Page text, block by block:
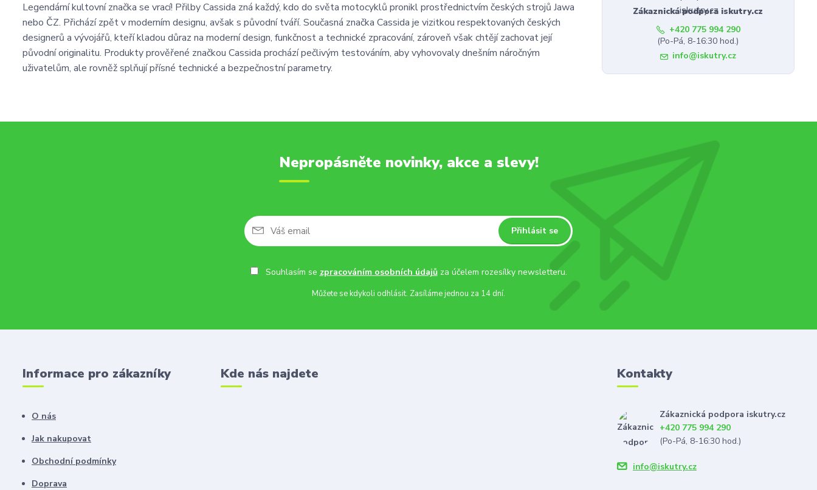
Legendární kultovní značka se vrací! Přilby Cassida zná každý, kdo do světa motocyklů pronikl prostřednictvím českých strojů Jawa
nebo ČZ. Přichází zpět v moderním designu, avšak s původní tváří. Současná značka Cassida je vizitkou respektovaných českých
designerů a vývojářů, kteří kladou důraz na moderní design, funkčnost a technické zpracování, zároveň však chtějí zachovat její
původní originalitu. Produkty prověřené značkou Cassida prochází pečlivým testováním, aby vyhovovaly dnešním náročným
uživatelům, ale rovněž splňují přísné technické a bezpečnostní parametry.
Zákaznická podpora iskutry.cz
+420 775 994 290
(Po-Pá, 8-16:30 hod.)
info@iskutry.cz
Nepropásněte novinky, akce a slevy!
Přihlásit se
Souhlasím se zpracováním osobních údajůza účelem rozesílky newsletteru.
Můžete se kdykoli odhlásit. Zasíláme jednou za 14 dní.
Informace pro zákazníky
O nás
Jak nakupovat
Obchodní podmínky
Doprava
Kde nás najdete Kontakty
Zákaznická podpora iskutry.cz
+420 775 994 290
(Po-Pá, 8-16:30 hod.)
info@iskutry.cz